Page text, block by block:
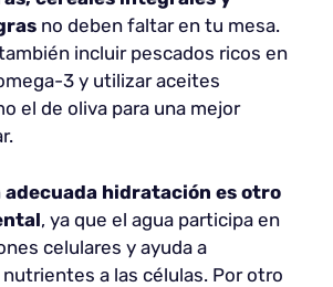
no deben faltar en tu mesa.
incluir pescados ricos en
3 y utilizar aceites
el de oliva para una mejor
adecuada hidratación es otro
, ya que el agua participa en
celulares y ayuda a
a las células. Por otro